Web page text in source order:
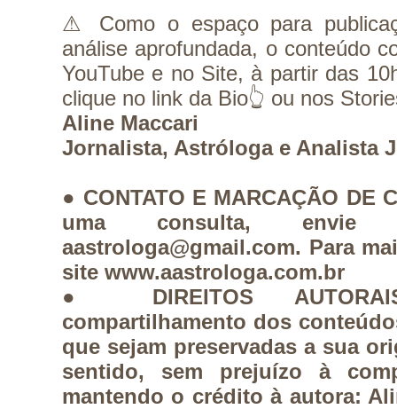
⚠︎ Como o espaço para
análise aprofundada, o conteúdo
YouTube e no Site, à partir das
clique no link da Bio👆 ou nos
Aline Maccari
Jornalista, Astróloga e Analista
● CONTATO E MARCAÇÃO DE
uma consulta,
aastrologa@gmail.com. Para
site www.aastrologa.com.br
● DIREITOS
compartilhamento dos
que sejam preservadas a sua
sentido, sem prejuízo à
mantendo o crédito à autora: